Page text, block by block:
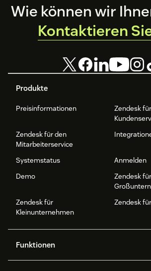
Footer
Produkte
Preisinformationen
Zendesk
Zendesk für den
Mitarbeiterservice
Systemstatus
Anmelden
Demo
Zendesk für
Zendesk für
Kleinunternehmen
Zendesk
Funktionen
Wie können wir
Kontaktieren